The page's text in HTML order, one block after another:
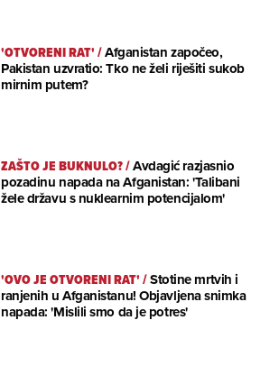
'OTVORENI RAT'/Afganistan započeo,
Pakistan uzvratio: Tko ne želi riješiti sukob
mirnim putem?
ZAŠTO JE BUKNULO?/Avdagić razjasnio
pozadinu napada na Afganistan: 'Talibani
žele državu s nuklearnim potencijalom'
'OVO JE OTVORENI RAT'/Stotine mrtvih i
ranjenih u Afganistanu! Objavljena snimka
napada: 'Mislili smo da je potres'